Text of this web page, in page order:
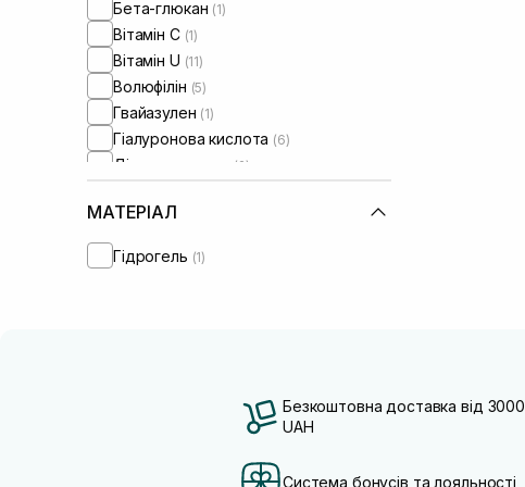
Бета-глюкан (1)
Вітамін C (1)
Вітамін U (11)
Волюфілін (5)
Гвайазулен (1)
Гіалуронова кислота (6)
Діоксид титану (2)
Екстракт центелли азіатської
Ніацинамід (5)
МАТЕРІАЛ
Гідрогель (1)
Безкоштовна доставка від 3000
UAH
Система бонусів та лояльності